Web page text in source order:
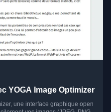
YOGA Image Optimizer
une interface graphique open